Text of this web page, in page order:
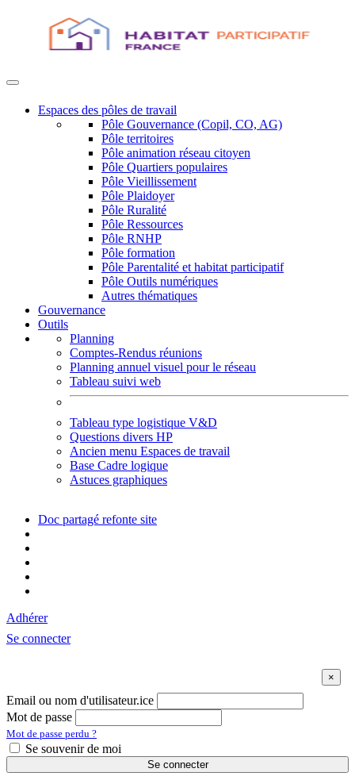
Espaces des pôles de travail
Pôle Gouvernance (Copil, CO, AG)
Pôle territoires
Pôle animation réseau citoyen
Pôle Quartiers populaires
Pôle Vieillissement
Pôle Plaidoyer
Pôle Ruralité
Pôle Ressources
Pôle RNHP
Pôle formation
Pôle Parentalité et habitat participatif
Pôle Outils numériques
Autres thématiques
Gouvernance
Outils
Planning
Comptes-Rendus réunions
Planning annuel visuel pour le réseau
Tableau suivi web
Tableau type logistique V&D
Questions divers HP
Ancien menu Espaces de travail
Base Cadre logique
Astuces graphiques
Doc partagé refonte site
Adhérer
Se connecter
Email ou nom d'utilisateur.ice
Mot de passe
Mot de passe perdu ?
Se souvenir de moi
Se connecter